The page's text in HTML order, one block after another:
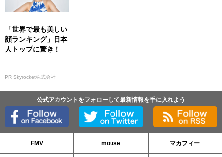
「世界で最も美しい
顔ランキング」日本
人トップに驚き！
PR Skyrocket株式会社
公式アカウントをフォローして最新情報を手に入れよう
FMV mouse マカフィー